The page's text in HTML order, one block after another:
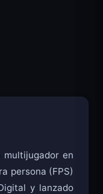
en
persona (FPS)
y lanzado